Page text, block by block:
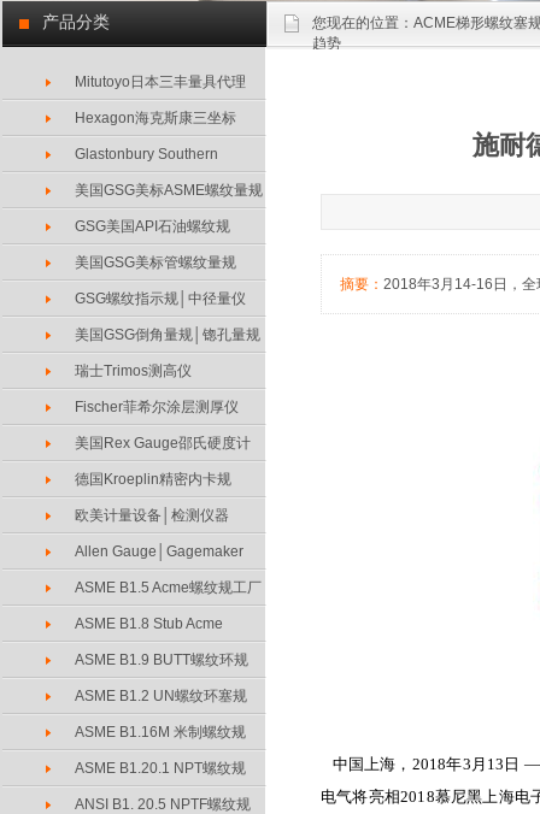
您现在的位置： ACME梯形螺纹塞
趋势
产品分类
Mitutoyo日本三丰量具代理
Hexagon海克斯康三坐标
Glastonbury Southern
美国GSG美标ASME螺纹量规
GSG美国API石油螺纹规
美国GSG美标管螺纹量规
GSG螺纹指示规│中径量仪
美国GSG倒角量规│锪孔量规
瑞士Trimos测高仪
Fischer菲希尔涂层测厚仪
美国Rex Gauge邵氏硬度计
德国Kroeplin精密内卡规
欧美计量设备│检测仪器
Allen Gauge│Gagemaker
ASME B1.5 Acme螺纹规工厂
ASME B1.8 Stub Acme
ASME B1.9 BUTT螺纹环规
ASME B1.2 UN螺纹环塞规
ASME B1.16M 米制螺纹规
ASME B1.20.1 NPT螺纹规
ANSI B1. 20.5 NPTF螺纹规
施耐
摘要： 2018年3月14-16日，全
中国上海，2018年3月13日
电气将亮相2018慕尼黑上海电